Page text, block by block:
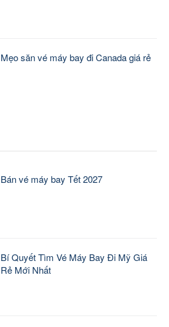
Mẹo săn vé máy bay đi Canada giá rẻ
Bán vé máy bay Tết 2027
Bí Quyết Tìm Vé Máy Bay Đi Mỹ Giá
Rẻ Mới Nhất